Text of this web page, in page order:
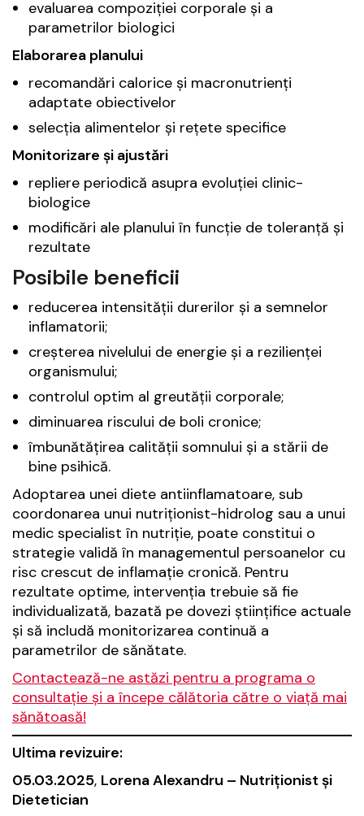
evaluarea compoziției corporale şi a
parametrilor biologici
Elaborarea planului
recomandări calorice și macronutrienți
adaptate obiectivelor
selecția alimentelor și rețete specifice
Monitorizare și ajustări
repliere periodică asupra evoluției clinic-
biologice
modificări ale planului în funcție de toleranță și
rezultate
Posibile beneficii
reducerea intensității durerilor și a semnelor
inflamatorii;
creșterea nivelului de energie și a rezilienței
organismului;
controlul optim al greutății corporale;
diminuarea riscului de boli cronice;
îmbunătățirea calității somnului și a stării de
bine psihică.
Adoptarea unei diete antiinflamatoare, sub
coordonarea unui nutriționist-hidrolog sau a unui
medic specialist în nutriție, poate constitui o
strategie validă în managementul persoanelor cu
risc crescut de inflamație cronică. Pentru
rezultate optime, intervenția trebuie să fie
individualizată, bazată pe dovezi științifice actuale
și să includă monitorizarea continuă a
parametrilor de sănătate.
Contactează-ne astăzi pentru a programa o
consultație și a începe călătoria către o viață mai
sănătoasă!
Ultima revizuire:
05.03.2025, Lorena Alexandru – Nutriționist și
Dietetician